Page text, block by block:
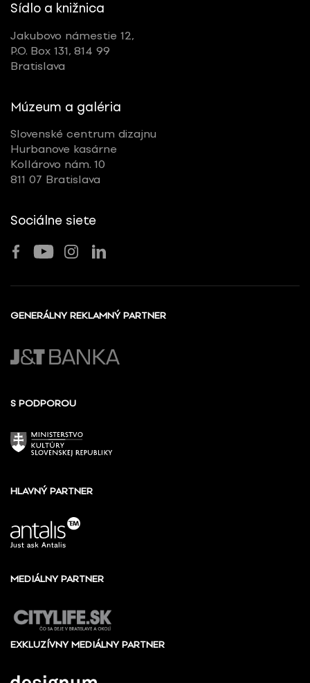
Sídlo a knižnica
Jakubovo námestie 12,
P.O. Box 131, 814 99
Bratislava
Múzeum a galéria
Slovenské centrum dizajnu
Hurbanove kasárne
Kollárovo nám. 10
811 07 Bratislava
Sociálne siete
GENERÁLNY REKLAMNÝ PARTNER
S PODPOROU
HLAVNÝ PARTNER
MEDIÁLNY PARTNER
EXKLUZÍVNY MEDIÁLNY PARTNER